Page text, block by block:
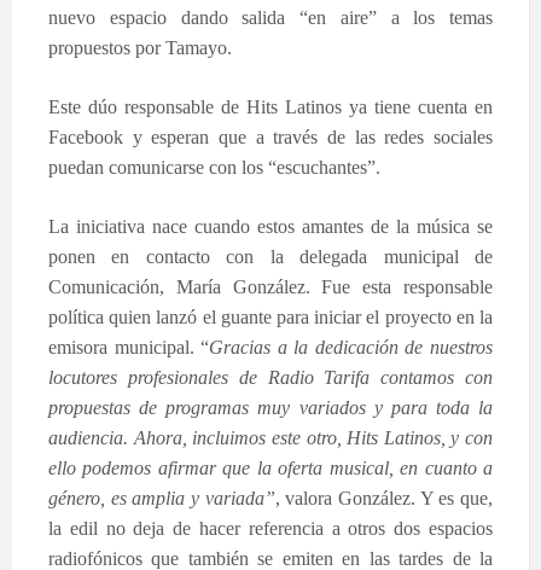
nuevo espacio dando salida “en aire” a los temas
propuestos por Tamayo.
Este dúo responsable de Hits Latinos ya tiene cuenta en
Facebook y esperan que a través de las redes sociales
puedan comunicarse con los “escuchantes”.
La iniciativa nace cuando estos amantes de la música se
ponen en contacto con la delegada municipal de
Comunicación, María González. Fue esta responsable
política quien lanzó el guante para iniciar el proyecto en la
emisora municipal. “Gracias a la dedicación de nuestros
locutores profesionales de Radio Tarifa contamos con
propuestas de programas muy variados y para toda la
audiencia. Ahora, incluimos este otro, Hits Latinos, y con
ello podemos afirmar que la oferta musical, en cuanto a
género, es amplia y variada”, valora González. Y es que,
la edil no deja de hacer referencia a otros dos espacios
radiofónicos que también se emiten en las tardes de la